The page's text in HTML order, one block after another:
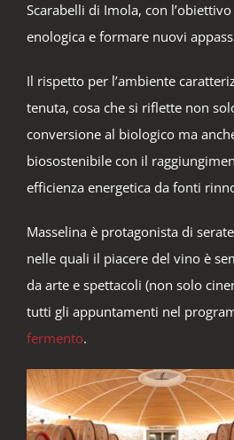
Scarabelli di Imola, con
enologica e formare nuovi
Il rispetto per l’ambiente
tenuta, cosa che si riflette non
conversione al biologico ma
biosostenibile con il
efficienza energetica da fonti
Masselina è protagonista di
nelle quali il piacere del vino è
da arte e spettacoli (non solo
tutti gli appuntamenti nel
fermento.